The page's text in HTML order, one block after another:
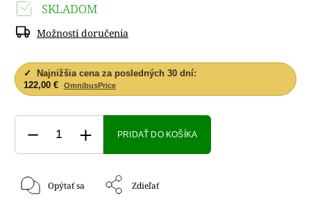
SKLADOM
Možnosti doručenia
✓
Najnižšia cena za posledných 30 dní:
122,00 €
OmnibusPrice
PRIDAŤ DO KOŠÍKA
Opýtať sa Zdieľať